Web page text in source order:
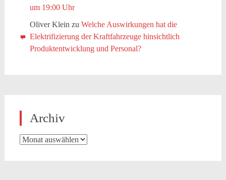
um 19:00 Uhr
Oliver Klein zu Welche Auswirkungen hat die
Elektrifizierung der Kraftfahrzeuge hinsichtlich
Produktentwicklung und Personal?
Archiv
Archiv